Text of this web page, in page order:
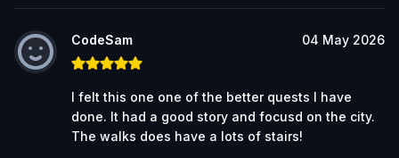
CodeSam 04 May 2026
I felt this one one of the better quests I have
done. It had a good story and focusd on the city.
The walks does have a lots of stairs!